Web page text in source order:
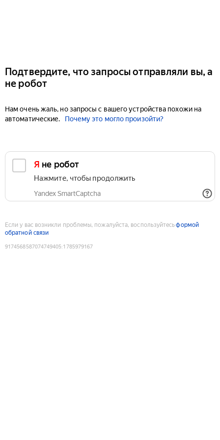
Подтвердите, что запросы отправляли вы, а
не робот
Нам очень жаль, но запросы с вашего устройства похожи на
автоматические.
Почему это могло произойти?
Я не робот
Нажмите, чтобы продолжить
Yandex SmartCaptcha
Если у вас возникли проблемы, пожалуйста, воспользуйтесьформой
обратной связи
9174568587074749405:1785979167